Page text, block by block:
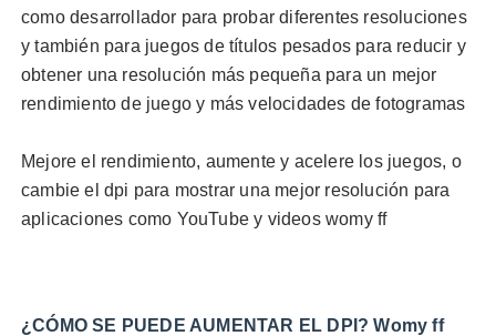
como desarrollador para probar diferentes resoluciones
y también para juegos de títulos pesados para reducir y
obtener una resolución más pequeña para un mejor
rendimiento de juego y más velocidades de fotogramas
Mejore el rendimiento, aumente y acelere los juegos, o
cambie el dpi para mostrar una mejor resolución para
aplicaciones como YouTube y videos womy ff
¿CÓMO SE PUEDE AUMENTAR EL DPI? Womy ff